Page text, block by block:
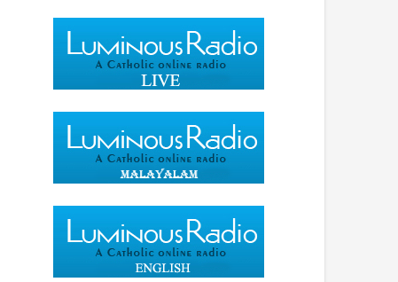
മരിച്ച വിശ്വാസികളുടെ
ആത്മാക്കള്‍ക്ക്(Malayalam
Purgatory)
15
Apr
2020